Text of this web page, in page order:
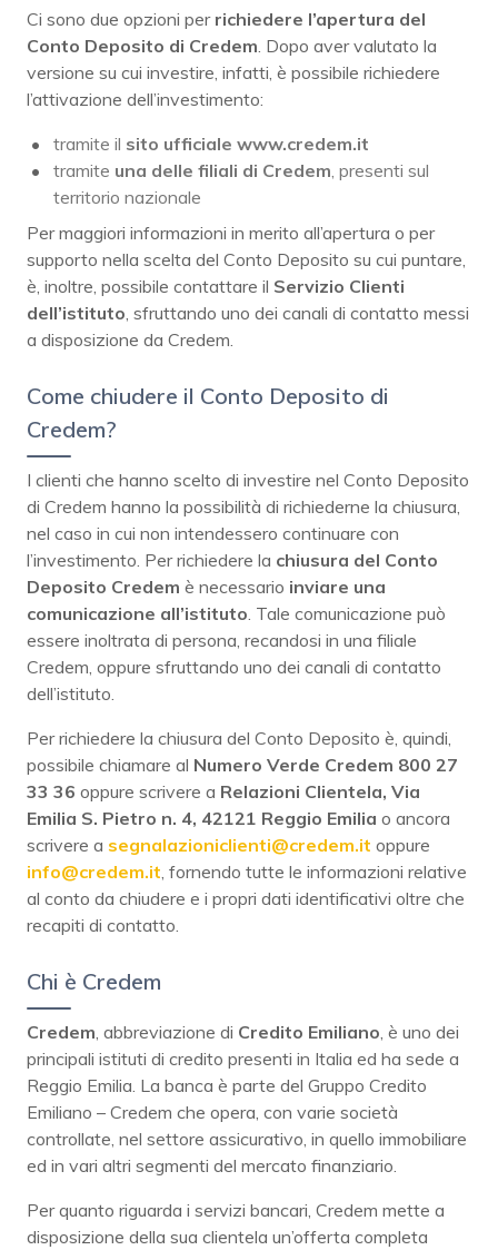
Ci sono due opzioni per richiedere l’apertura del
Conto Deposito di Credem. Dopo aver valutato la
versione su cui investire, infatti, è possibile richiedere
l’attivazione dell’investimento:
tramite il sito ufficiale www.credem.it
tramite una delle filiali di Credem, presenti sul
territorio nazionale
Per maggiori informazioni in merito all’apertura o per
supporto nella scelta del Conto Deposito su cui puntare,
è, inoltre, possibile contattare il Servizio Clienti
dell’istituto, sfruttando uno dei canali di contatto messi
a disposizione da Credem.
Come chiudere il Conto Deposito di
Credem?
I clienti che hanno scelto di investire nel Conto Deposito
di Credem hanno la possibilità di richiederne la chiusura,
nel caso in cui non intendessero continuare con
l’investimento. Per richiedere la chiusura del Conto
Deposito Credem è necessario inviare una
comunicazione all’istituto. Tale comunicazione può
essere inoltrata di persona, recandosi in una filiale
Credem, oppure sfruttando uno dei canali di contatto
dell’istituto.
Per richiedere la chiusura del Conto Deposito è, quindi,
possibile chiamare al Numero Verde Credem 800 27
33 36 oppure scrivere a Relazioni Clientela, Via
Emilia S. Pietro n. 4, 42121 Reggio Emilia o ancora
scrivere a segnalazioniclienti@credem.it oppure
info@credem.it, fornendo tutte le informazioni relative
al conto da chiudere e i propri dati identificativi oltre che
recapiti di contatto.
Chi è Credem
Credem, abbreviazione di Credito Emiliano, è uno dei
principali istituti di credito presenti in Italia ed ha sede a
Reggio Emilia. La banca è parte del Gruppo Credito
Emiliano – Credem che opera, con varie società
controllate, nel settore assicurativo, in quello immobiliare
ed in vari altri segmenti del mercato finanziario.
Per quanto riguarda i servizi bancari, Credem mette a
disposizione della sua clientela un’offerta completa